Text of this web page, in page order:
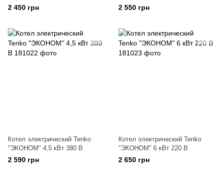
2 450 грн 2 550 грн
Котел электрический Tenko
"ЭКОНОМ" 4,5 кВт 380 В
2 590 грн
Котел электрический Tenko
"ЭКОНОМ" 6 кВт 220 В
2 650 грн